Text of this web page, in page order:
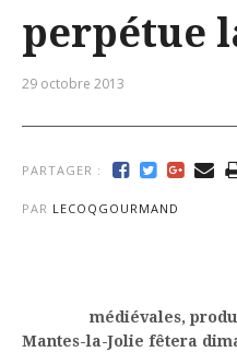
perpétue
29 octobre 2013
PARTAGER :
PAR LECOQGOURMAND
médiévales,
Mantes-la-Jolie fêtera